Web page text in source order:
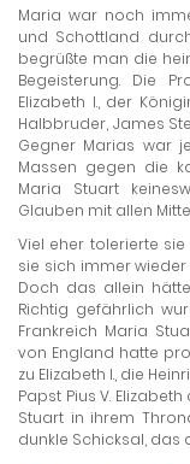
Maria war noch
und Schottland
begrüßte man die
Begeisterung. Die
Elizabeth I., der
Halbbruder, James
Gegner Marias war
Massen gegen die
Maria Stuart
Glauben mit allen
Viel eher tolerierte
sie sich immer
Doch das allein
Richtig gefährlich
Frankreich Maria
von England hatte
zu Elizabeth I., die
Papst Pius V.
Stuart in ihrem
dunkle Schicksal, das